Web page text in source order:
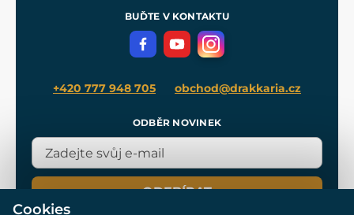
Meče pro Kingdom Come
BUĎTE V KONTAKTU
+420 777 948 705 obchod@drakkaria.cz
ODBĚR NOVINEK
ODEBÍRAT
Cookies